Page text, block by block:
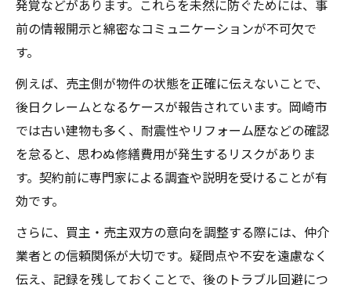
発覚などがあります。これらを未然に防ぐためには、事
前の情報開示と綿密なコミュニケーションが不可欠で
す。
例えば、売主側が物件の状態を正確に伝えないことで、
後日クレームとなるケースが報告されています。岡崎市
では古い建物も多く、耐震性やリフォーム歴などの確認
を怠ると、思わぬ修繕費用が発生するリスクがありま
す。契約前に専門家による調査や説明を受けることが有
効です。
さらに、買主・売主双方の意向を調整する際には、仲介
業者との信頼関係が大切です。疑問点や不安を遠慮なく
伝え、記録を残しておくことで、後のトラブル回避につ